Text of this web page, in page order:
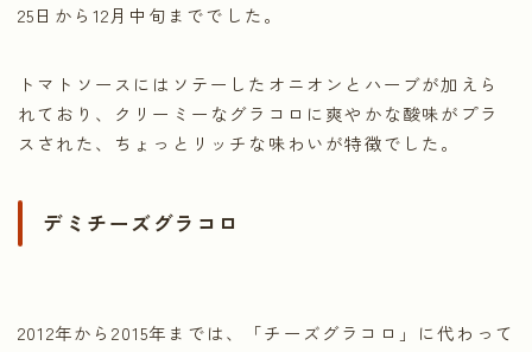
25日から12月中旬まででした。
トマトソースにはソテーしたオニオンとハーブが加えら
れており、クリーミーなグラコロに爽やかな酸味がプラ
スされた、ちょっとリッチな味わいが特徴でした。
デミチーズグラコロ
2012年から2015年までは、「チーズグラコロ」に代わって